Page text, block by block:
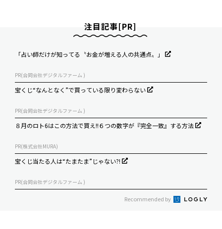
注目記事[PR]
「占い師だけが知ってる〝お金が増える人の共通点〟」
PR(合同会社デジタルファーム )
宝くじ“なんとなく”で買っている限り変わらない
PR(合同会社デジタルファーム )
８月のロト6はこの方法で買え!!６つの数字が『完全一致』する方法
PR(株式会社MURA)
宝くじ当たる人は“たまたま”じゃない?!
PR(合同会社デジタルファーム )
Recommended by